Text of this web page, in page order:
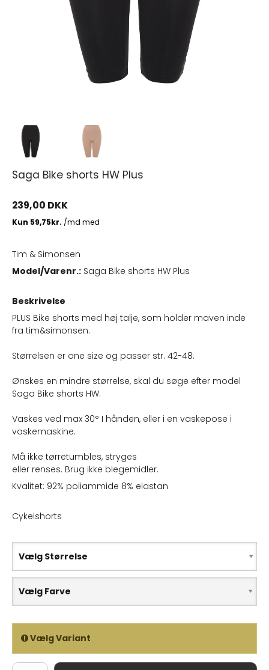
Saga Bike shorts HW Plus
239,00 DKK
Tim & Simonsen
Model/Varenr.: Saga Bike shorts HW Plus
Beskrivelse
PLUS Bike shorts med høj talje, som holder maven inde
fra tim&simonsen.
Størrelsen er one size og passer str. 42-48.
Ønskes en mindre størrelse, skal du søge efter model
Saga Bike shorts HW.
Vaskes ved max 30° I hånden, eller i en vaskepose i
vaskemaskine.
Må ikke tørretumbles, stryges
eller renses. Brug ikke blegemidler.
Kvalitet: 92% poliammide 8% elastan
Cykelshorts
Vælg Størrelse
Vælg Farve
Vælg Variant